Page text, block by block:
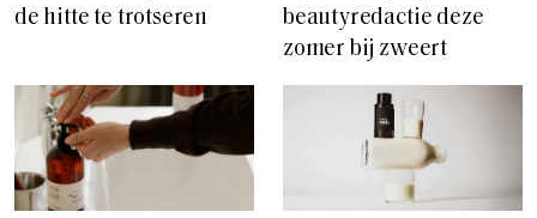
de hitte te trotseren
beautyredactie deze
zomer bij zweert